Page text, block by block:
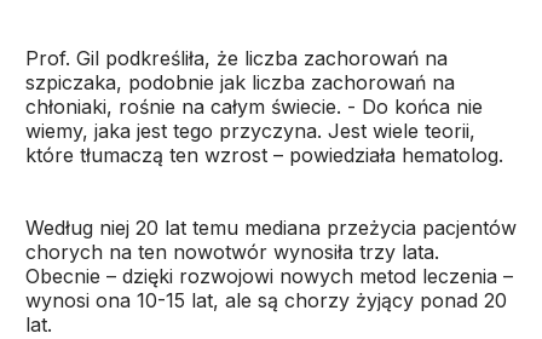
Prof. Gil podkreśliła, że liczba zachorowań na
szpiczaka, podobnie jak liczba zachorowań na
chłoniaki, rośnie na całym świecie. - Do końca nie
wiemy, jaka jest tego przyczyna. Jest wiele teorii,
które tłumaczą ten wzrost – powiedziała hematolog.
Według niej 20 lat temu mediana przeżycia pacjentów
chorych na ten nowotwór wynosiła trzy lata.
Obecnie – dzięki rozwojowi nowych metod leczenia –
wynosi ona 10-15 lat, ale są chorzy żyjący ponad 20
lat.